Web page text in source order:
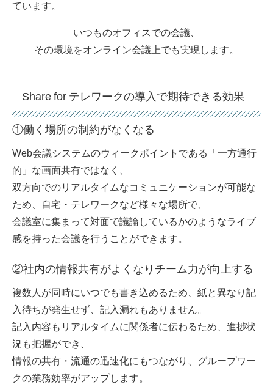
ています。
いつものオフィスでの会議、
その環境をオンライン会議上でも実現します。
Share for テレワークの導入で期待できる効果
①働く場所の制約がなくなる
Web会議システムのウィークポイントである「一方通行
的」な画面共有ではなく、
双方向でのリアルタイムなコミュニケーションが可能な
ため、自宅・テレワークなど様々な場所で、
会議室に集まって対面で議論しているかのようなライブ
感を持った会議を行うことができます。
②社内の情報共有がよくなりチーム力が向上する
複数人が同時にいつでも書き込めるため、紙と異なり記
入待ちが発生せず、記入漏れもありません。
記入内容もリアルタイムに関係者に伝わるため、進捗状
況も把握ができ、
情報の共有・流通の迅速化にもつながり、グループワー
クの業務効率がアップします。